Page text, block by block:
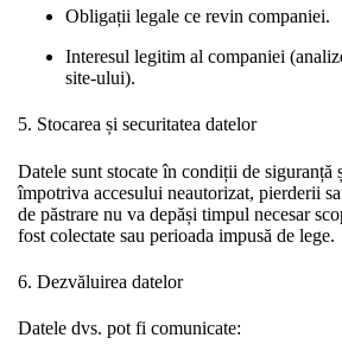
Obligații legale ce revin companiei.
Interesul legitim al companiei
site-ului).
5. Stocarea și securitatea datelor
Datele sunt stocate în condiții de siguranță
împotriva accesului neautorizat, pierderii
de păstrare nu va depăși timpul necesar
fost colectate sau perioada impusă de lege.
6. Dezvăluirea datelor
Datele dvs. pot fi comunicate: